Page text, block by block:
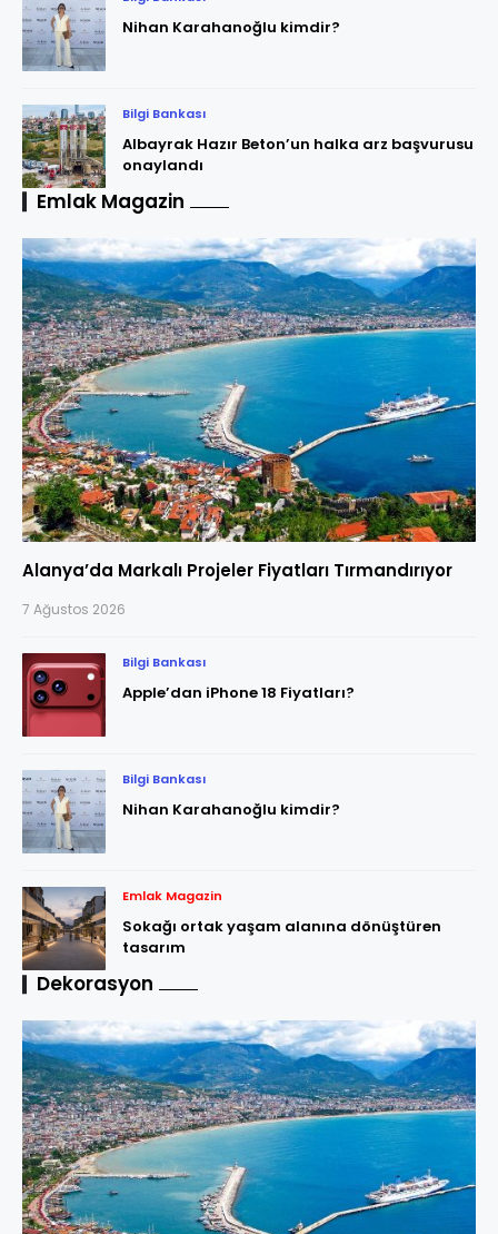
Nihan Karahanoğlu kimdir?
Bilgi Bankası
Albayrak Hazır Beton’un halka arz başvurusu
onaylandı
Emlak Magazin
Alanya’da Markalı Projeler Fiyatları Tırmandırıyor
7 Ağustos 2026
Bilgi Bankası
Apple’dan iPhone 18 Fiyatları?
Bilgi Bankası
Nihan Karahanoğlu kimdir?
Emlak Magazin
Sokağı ortak yaşam alanına dönüştüren
tasarım
Dekorasyon